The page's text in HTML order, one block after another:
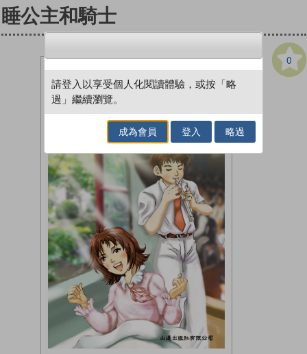
睡公主和騎士
0
請登入以享受個人化閱讀體驗，或按「略
過」繼續瀏覽。
成為會員 登入 略過